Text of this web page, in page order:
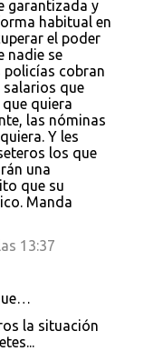
garantizada y
habitual en
el poder
nadie se
policías cobran
salarios que
que quiera
las nóminas
Y les
los que
una
que su
Manda
13:37
la situación